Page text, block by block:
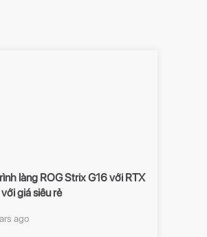
làng ROG Strix G16 với RTX
giá siêu rẻ
ago